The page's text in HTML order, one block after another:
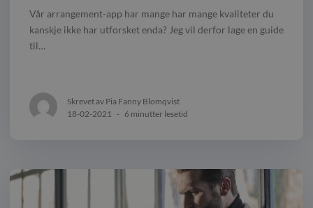
Vår arrangement-app har mange har mange kvaliteter du
kanskje ikke har utforsket enda? Jeg vil derfor lage en guide
til…
Skrevet av Pia Fanny Blomqvist
18-02-2021
- 6 minutter lesetid